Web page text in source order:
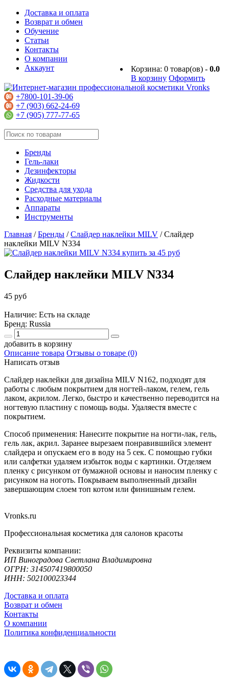
Доставка и оплата
Возврат и обмен
Обучение
Статьи
Контакты
О компании
Корзина: 0 товар(ов) - 0.0
В корзину Оформить
Аккаунт
+7800-101-39-06
+7 (903) 662-24-69
+7 (905) 777-77-65
Бренды
Гель-лаки
Дезинфекторы
Жидкости
Средства для ухода
Расходные материалы
Аппараты
Инструменты
Главная /Бренды /Слайдер наклейки MILV /Слайдер
наклейки MILV N334
Слайдер наклейки MILV N334
45 руб
Наличие: Есть на складе
Бренд: Russia
добавить в корзину
Описание товара Отзывы о товаре (0)
Написать отзыв
Слайдер наклейки для дизайна MILV N162, подходят для
работы с любым покрытием для ногтей-лаком, гелем, гель
лаком, акрилом. Легко, быстро и качественно переводится на
ногтевую пластину с помощь воды. Удаляестя вместе с
покрытием.
Способ применения: Нанесите покрытие на ногти-лак, гель,
гель лак, акрил. Заранее вырезаем понравившийся элемент
слайдера и опускаем его в воду на 5 сек. С помощью губки
или салфетки удаляем избыток воды с картинки. Отделяем
пленку с рисунком от бумажной основы и наносим пленку с
рисунком на ноготь. Покрываем выполненный дизайн
завершающим слоем топ котом или финишным гелем.
Vronks.ru
Профессиональная косметика для салонов красоты
Реквизиты компании:
ИП Виноградова Светлана Владимировна
ОГРН: 314507419800050
ИНН: 502100023344
Доставка и оплата
Возврат и обмен
Контакты
О компании
Политика конфиденциальности